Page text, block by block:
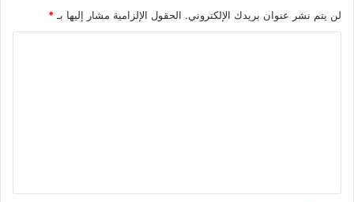
ت
ه
لن يتم نشر عنوان بريدك الإلكتروني. الحقول الإلزامية مشار إليها بـ*